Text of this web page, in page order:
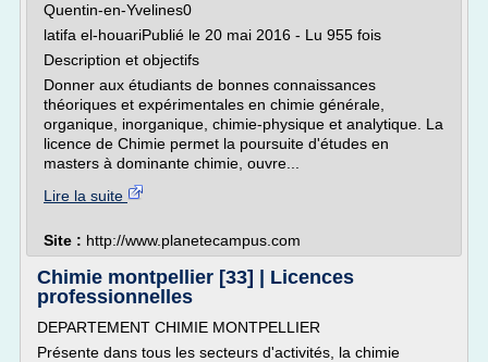
Quentin-en-Yvelines0
latifa el-houariPublié le 20 mai 2016 - Lu 955 fois
Description et objectifs
Donner aux étudiants de bonnes connaissances
théoriques et expérimentales en chimie générale,
organique, inorganique, chimie-physique et analytique. La
licence de Chimie permet la poursuite d'études en
masters à dominante chimie, ouvre...
Lire la suite
Site : http://www.planetecampus.com
Chimie montpellier [33] | Licences
professionnelles
DEPARTEMENT CHIMIE MONTPELLIER
Présente dans tous les secteurs d'activités, la chimie